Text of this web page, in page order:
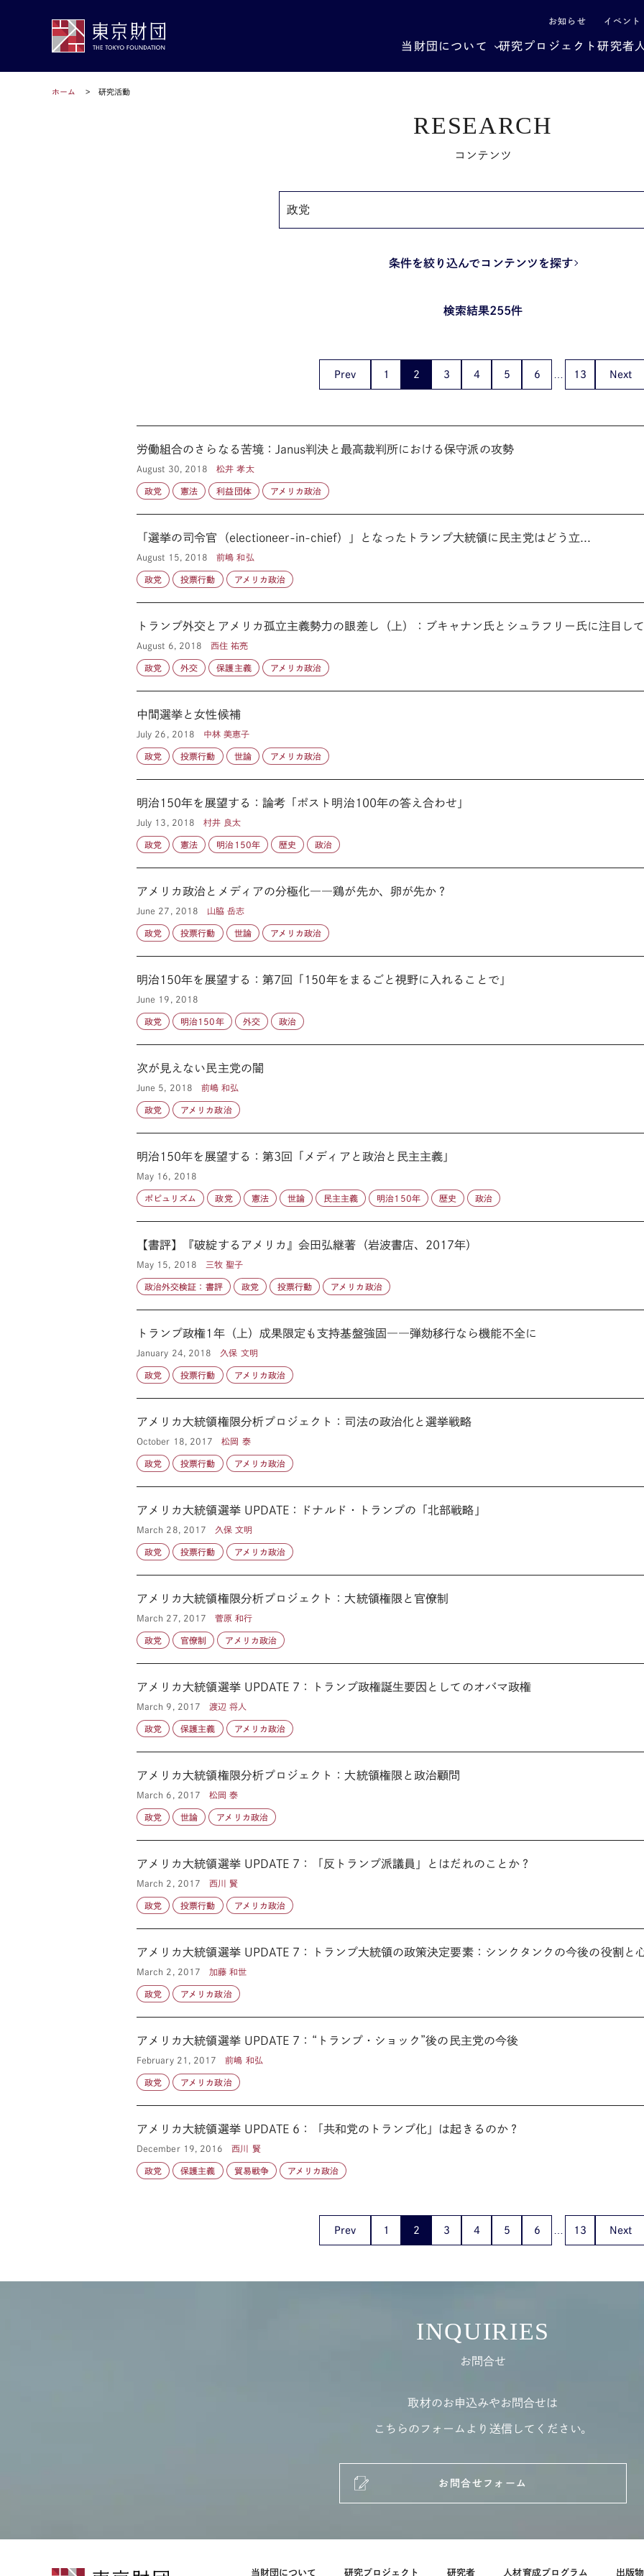
お知らせ イベント
当財団について 研究プロジェクト研究者
ホーム 研究活動
RESEARCH
コンテンツ
条件を絞り込んでコンテンツを探す
検索結果255件
Prev 1 2 3 4 5 6 13 Next
労働組合のさらなる苦境：Janus判決と最高裁判所における保守派の攻勢
August 30, 2018 松井 孝太
政党 憲法 利益団体 アメリカ政治
「選挙の司令官（electioneer-in-chief）」となったトランプ大統領に民主党はどう立...
August 15, 2018 前嶋 和弘
政党 投票行動 アメリカ政治
トランプ外交とアメリカ孤立主義勢力の眼差し（上）：ブキャナン氏とシュラフリー氏に注目して
August 6, 2018 西住 祐亮
政党 外交 保護主義 アメリカ政治
中間選挙と女性候補
July 26, 2018 中林 美恵子
政党 投票行動 世論 アメリカ政治
明治150年を展望する：論考「ポスト明治100年の答え合わせ」
July 13, 2018 村井 良太
政党 憲法 明治150年 歴史 政治
アメリカ政治とメディアの分極化――鶏が先か、卵が先か？
June 27, 2018 山脇 岳志
政党 投票行動 世論 アメリカ政治
明治150年を展望する：第7回「150年をまるごと視野に入れることで」
June 19, 2018
政党 明治150年 外交 政治
次が見えない民主党の闇
June 5, 2018 前嶋 和弘
政党 アメリカ政治
明治150年を展望する：第3回「メディアと政治と民主主義」
May 16, 2018
ポピュリズム 政党 憲法 世論 民主主義 明治150年 歴史 政治
【書評】『破綻するアメリカ』会田弘継著（岩波書店、2017年）
May 15, 2018 三牧 聖子
政治外交検証：書評 政党 投票行動 アメリカ政治
トランプ政権1年（上）成果限定も支持基盤強固――弾劾移行なら機能不全に
January 24, 2018 久保 文明
政党 投票行動 アメリカ政治
アメリカ大統領権限分析プロジェクト：司法の政治化と選挙戦略
October 18, 2017 松岡 泰
政党 投票行動 アメリカ政治
アメリカ大統領選挙 UPDATE：ドナルド・トランプの「北部戦略」
March 28, 2017 久保 文明
政党 投票行動 アメリカ政治
アメリカ大統領権限分析プロジェクト：大統領権限と官僚制
March 27, 2017 菅原 和行
政党 官僚制 アメリカ政治
アメリカ大統領選挙 UPDATE 7：トランプ政権誕生要因としてのオバマ政権
March 9, 2017 渡辺 将人
政党 保護主義 アメリカ政治
アメリカ大統領権限分析プロジェクト：大統領権限と政治顧問
March 6, 2017 松岡 泰
政党 世論 アメリカ政治
アメリカ大統領選挙 UPDATE 7：「反トランプ派議員」とはだれのことか？
March 2, 2017 西川 賢
政党 投票行動 アメリカ政治
アメリカ大統領選挙 UPDATE 7：トランプ大統領の政策決定要素：シンクタンクの今後の役割と
March 2, 2017 加藤 和世
政党 アメリカ政治
アメリカ大統領選挙 UPDATE 7：“トランプ・ショック”後の民主党の今後
February 21, 2017 前嶋 和弘
政党 アメリカ政治
アメリカ大統領選挙 UPDATE 6：「共和党のトランプ化」は起きるのか？
December 19, 2016 西川 賢
政党 保護主義 貿易戦争 アメリカ政治
Prev 1 2 3 4 5 6 13 Next
INQUIRIES
お問合せ
取材のお申込みやお問合せは
こちらのフォームより送信してください。
お問合せフォーム
当財団について 研究プロジェクト 研究者 人材育成プログラム 出版